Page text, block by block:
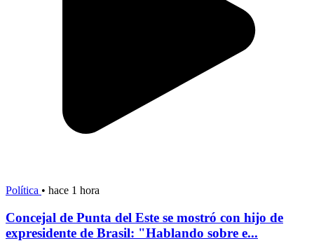
Política • hace 1 hora
Concejal de Punta del Este se mostró con hijo de
expresidente de Brasil: "Hablando sobre e...